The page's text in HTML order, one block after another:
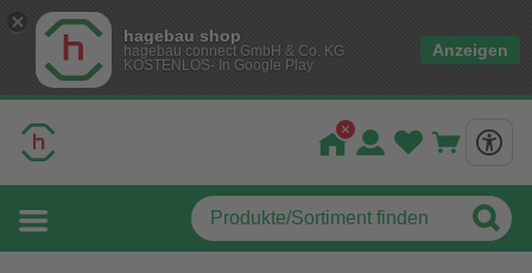
hagebau shop
hagebau connect GmbH & Co. KG
KOSTENLOS- In Google Play
Anzeigen